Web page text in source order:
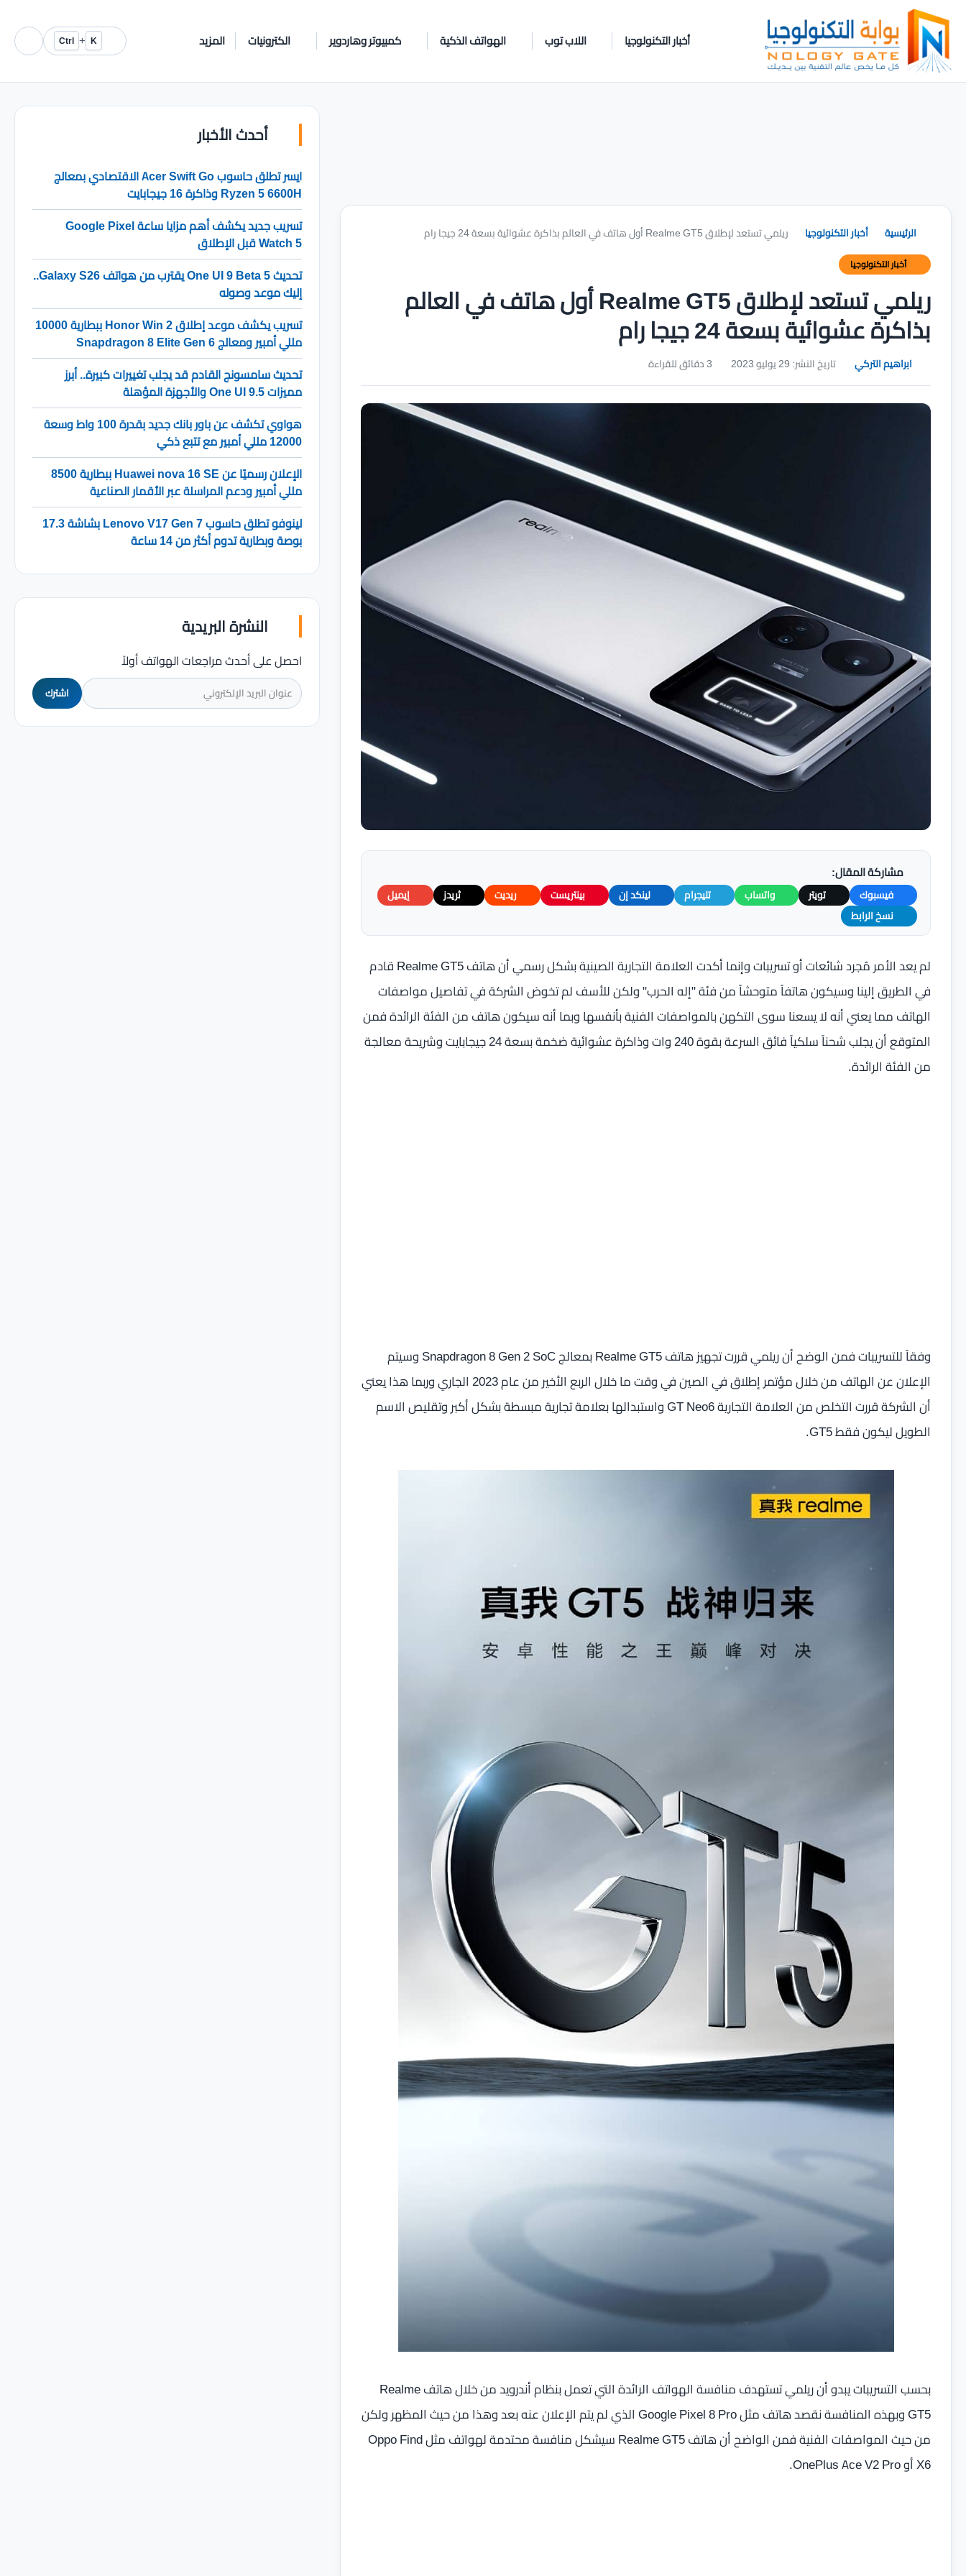
أخبار التكنولوجيا اللاب توب الهواتف الذكية كمبيوتر وهاردوير الكترونيات المزيد K
+
Ctrl
الرئيسية أخبار التكنولوجيا ريلمي تستعد لإطلاق Realme GT5 أول هاتف في العالم بذاكرة عشوائية بسعة 24 جيجا رام
أخبار التكنولوجيا
ريلمي تستعد لإطلاق Realme GT5 أول هاتف في العالم
بذاكرة عشوائية بسعة 24 جيجا رام
ابراهيم التركي تاريخ النشر: 29 يوليو 2023
مشاركة المقال:
فيسبوك تويتر واتساب تليجرام لينكد إن بينتريست ريديت ثريدز
إيميل
نسخ الرابط
لم يعد الأمر مُجرد شائعات أو تسريبات وإنما أكدت العلامة التجارية الصينية بشكل رسمي أن هاتف Realme GT5 قادم
في الطريق إلينا وسيكون هاتفاً متوحشاً من فئة "إله الحرب" ولكن للأسف لم تخوض الشركة في تفاصيل مواصفات
الهاتف مما يعني أنه لا يسعنا سوى التكهن بالمواصفات الفنية بأنفسها وبما أنه سيكون هاتف من الفئة الرائدة فمن
المتوقع أن يجلب شحناً سلكياً فائق السرعة بقوة 240 وات وذاكرة عشوائية ضخمة بسعة 24 جيجابايت وشريحة معالجة
من الفئة الرائدة.
وفقاً للتسريبات فمن الوضح أن ريلمي قررت تجهيز هاتف Realme GT5 بمعالج Snapdragon 8 Gen 2 SoC وسيتم
الإعلان عن الهاتف من خلال مؤتمر إطلاق في الصين في وقت ما خلال الربع الأخير من عام 2023 الجاري وربما هذا يعني
أن الشركة قررت التخلص من العلامة التجارية GT Neo6 واستبدالها بعلامة تجارية مبسطة بشكل أكبر وتقليص الاسم
الطويل ليكون فقط GT5.
بحسب التسريبات يبدو أن ريلمي تستهدف منافسة الهواتف الرائدة التي تعمل بنظام أندرويد من خلال هاتف Realme
GT5 وبهذه المنافسة نقصد هاتف مثل Google Pixel 8 Pro الذي لم يتم الإعلان عنه بعد وهذا من حيث المظهر ولكن
من حيث المواصفات الفنية فمن الواضح أن هاتف Realme GT5 سيشكل منافسة محتدمة لهواتف مثل Oppo Find
X6 أو OnePlus Ace V2 Pro.
أحدث الأخبار
ايسر تطلق حاسوب Acer Swift Go الاقتصادي بمعالج
Ryzen 5 6600H وذاكرة 16 جيجابايت
تسريب جديد يكشف أهم مزايا ساعة Google Pixel
Watch 5 قبل الإطلاق
تحديث One UI 9 Beta 5 يقترب من هواتف Galaxy S26..
إليك موعد وصوله
تسريب يكشف موعد إطلاق Honor Win 2 ببطارية 10000
مللي أمبير ومعالج Snapdragon 8 Elite Gen 6
تحديث سامسونج القادم قد يجلب تغييرات كبيرة.. أبرز
مميزات One UI 9.5 والأجهزة المؤهلة
هواوي تكشف عن باور بانك جديد بقدرة 100 واط وسعة
12000 مللي أمبير مع تتبع ذكي
الإعلان رسميًا عن Huawei nova 16 SE ببطارية 8500
مللي أمبير ودعم المراسلة عبر الأقمار الصناعية
لينوفو تطلق حاسوب Lenovo V17 Gen 7 بشاشة 17.3
بوصة وبطارية تدوم أكثر من 14 ساعة
النشرة البريدية
احصل على أحدث مراجعات الهواتف أولاً
اشترك